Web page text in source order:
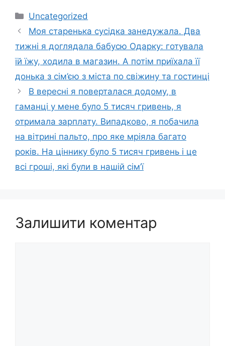
Категорії
Uncategorized
Моя старенька сусідка занедужала. Два
тижні я доглядала бабусю Одарку: готувала
їй їжу, ходила в магазин. А потім приїхала її
донька з сім’єю з міста по свіжину та гостинці
В вересні я поверталася додому, в
гаманці у мене було 5 тисяч гривень, я
отримала зарплату. Випадково, я побачила
на вітрині пальто, про яке мріяла багато
років. На ціннику було 5 тисяч гривень і це
всі гроші, які були в нашій сім’ї
Залишити коментар